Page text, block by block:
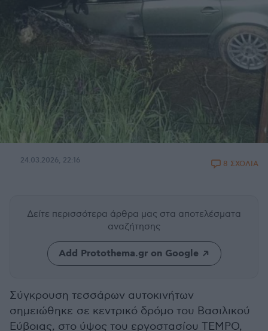
24.03.2026, 22:16 8 ΣΧΟΛΙΑ
Δείτε περισσότερα άρθρα μας στα αποτελέσματα
αναζήτησης
Add Protothema.gr on Google
Σύγκρουση τεσσάρων αυτοκινήτων
σημειώθηκε σε κεντρικό δρόμο του Βασιλικού
Εύβοιας, στο ύψος του εργοστασίου ΤΕΜPΟ,